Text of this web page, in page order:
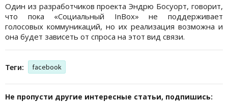
Один из разработчиков проекта Эндрю Босуорт, говорит,
что пока «Социальный InBox» не поддерживает
голосовых коммуникаций, но их реализация возможна и
она будет зависеть от спроса на этот вид связи.
Теги: facebook
Не пропусти другие интересные статьи, подпишись: